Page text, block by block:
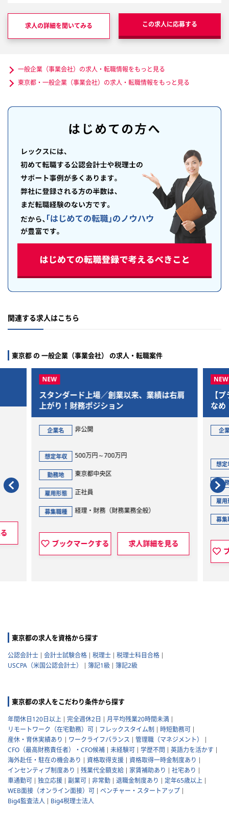
求人の詳細を聞いてみる この求人に応募する
一般企業（事業会社）の求人・転職情報をもっと見る
東京都・一般企業（事業会社）の求人・転職情報をもっと見る
関連する求人はこちら
東京都 の 一般企業（事業会社） の求人・転職案件
スタンダード上場／創業以来、業績は右肩
上がり！財務ポジション
企業名 非公開
想定年収 500万円～700万円
勤務地 東京都中央区
雇用形態 正社員
募集職種 経理・財務（財務業務全般）
ブックマークする 求人詳細を見る
【
なめ
与労
企
想定
勤
雇用
募集
東京都の求人を資格から探す
公認会計士 会計士試験合格 税理士
税理士科目合格
USCPA（米国公認会計士）
簿記1級 簿記2級
東京都の求人をこだわり条件から探す
年間休日120日以上 完全週休2日
月平均残業20時間未満
リモートワーク（在宅勤務）可
フレックスタイム制
時短勤務可
産休・育休実績あり
ワークライフバランス
管理職（マネジメント）
CFO（最高財務責任者）・CFO候補
未経験可 学歴不問
英語力を活かす
海外赴任・駐在の機会あり
資格取得支援
資格取得一時金制度あり
インセンティブ制度あり
残業代全額支給 家賃補助あり
社宅あり
車通勤可
独立応援 副業可 非常勤 退職金制度あり
定年65歳以上
WEB面接（オンライン面接）可
ベンチャー・スタートアップ
Big4監査法人
Big4税理士法人